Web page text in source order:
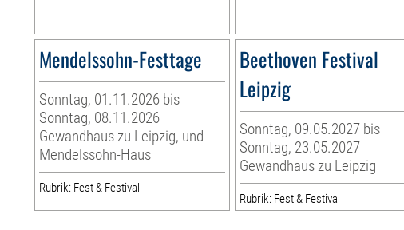
Mendelssohn-Festtage
Sonntag, 01.11.2026 bis
Sonntag, 08.11.2026
Gewandhaus zu Leipzig, und
Mendelssohn-Haus
Rubrik: Fest & Festival
Beethoven Festival
Leipzig
Sonntag, 09.05.2027 bis
Sonntag, 23.05.2027
Gewandhaus zu Leipzig
Rubrik: Fest & Festival